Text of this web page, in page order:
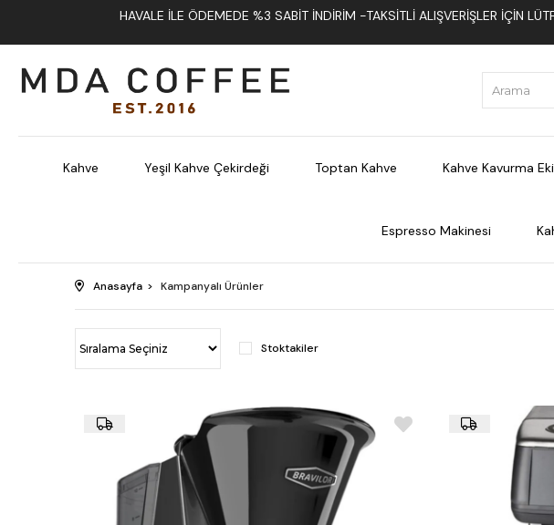
HAVALE İLE ÖDEMEDE %3 SABIT İNDIRIM -TAKSITLI ALIŞVERIŞLER İÇIN
Kahve Yeşil Kahve Çekirdeği Toptan Kahve Kahve Kavurma
Espresso Makinesi
Anasayfa Kampanyalı Ürünler
Stoktakiler